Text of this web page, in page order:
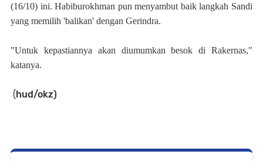
(16/10) ini. Habiburokhman pun menyambut baik langkah Sandi
yang memilih 'balikan' dengan Gerindra.
"Untuk kepastiannya akan diumumkan besok di Rakernas,"
katanya.
( hud/okz)